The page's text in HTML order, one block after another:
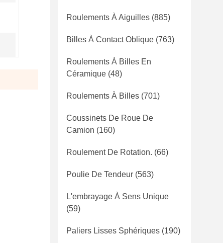
Roulements À Aiguilles (885)
Billes À Contact Oblique (763)
Roulements À Billes En
Céramique (48)
Roulements À Billes (701)
Coussinets De Roue De
Camion (160)
Roulement De Rotation. (66)
Poulie De Tendeur (563)
L'embrayage À Sens Unique
(59)
Paliers Lisses Sphériques (190)